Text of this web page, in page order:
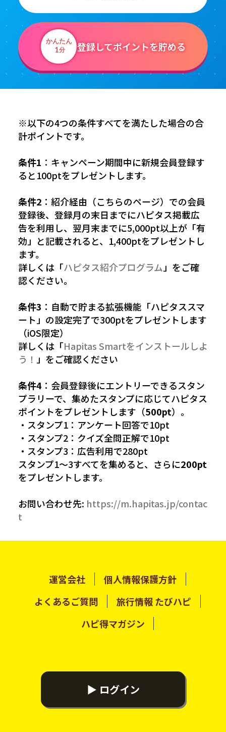
かんたん
1分 登録してポイントを貯める
※以下の4つの条件すべてを満たした場合の合
計ポイントです。
条件1 ：キャンペーン期間中に新規会員登録す
ると100ptをプレゼントします。
条件2 ：紹介経由（こちらのページ）での会員
登録後、登録月の末日までにハピタス掲載広
告を利用し、翌月末までに5,000pt以上が「有
効」と記載されると、1,400ptをプレゼントし
ます。
詳しくは「ハピタス紹介プログラム 」をご確
認ください。
条件3 ：自動で貯まる拡張機能「ハピタススマ
ート」の設定完了で300ptをプレゼントします
（iOS限定）
詳しくは「Hapitas Smartをインストールしよ
う！ 」をご確認ください
条件4 ：会員登録後にエントリーできるスタン
プラリーで、集めたスタンプに応じてハピタス
ポイントをプレゼントします（500pt）。
・スタンプ1：アンケート回答で10pt
・スタンプ2：クイズ全問正解で10pt
・スタンプ3：広告利用で280pt
スタンプ1〜3すべてを集めると、さらに200pt
をプレゼントします。
お問い合わせ先: https://m.hapitas.jp/contac
t
運営会社
個人情報保護方針
よくあるご質問
旅行情報 たびハピ
ハピ得マガジン
▶ ログイン